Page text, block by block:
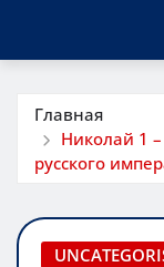
Главная
Николай 1
русского